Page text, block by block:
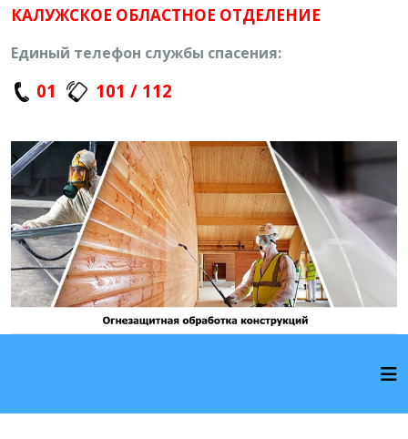
КАЛУЖСКОЕ ОБЛАСТНОЕ ОТДЕЛЕНИЕ
Единый телефон службы спасения:
01 101 / 112